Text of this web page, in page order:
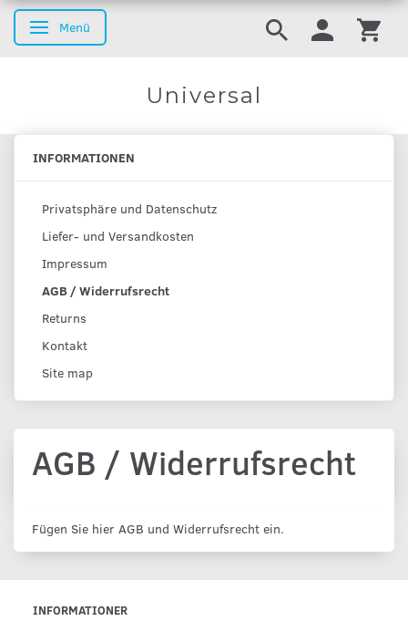
Anzeige ändern
Menü
Universal
INFORMATIONEN
Privatsphäre und Datenschutz
Liefer- und Versandkosten
Impressum
AGB / Widerrufsrecht
Returns
Kontakt
Site map
AGB / Widerrufsrecht
Fügen Sie hier AGB und Widerrufsrecht ein.
INFORMATIONER